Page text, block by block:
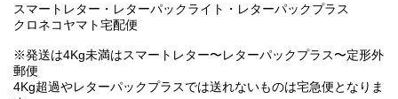
スマートレター・レターパックライト・レターパックプラス
クロネコヤマト宅配便
※発送は4Kg未満はスマートレター〜レターパックプラス〜定形外
郵便
4Kg超過やレターパックプラスでは送れないものは宅急便となりま